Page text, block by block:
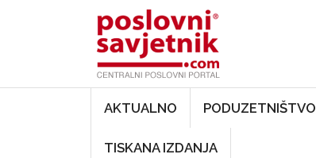
AKTUALNO PODUZETNIŠTVO
TISKANA IZDANJA